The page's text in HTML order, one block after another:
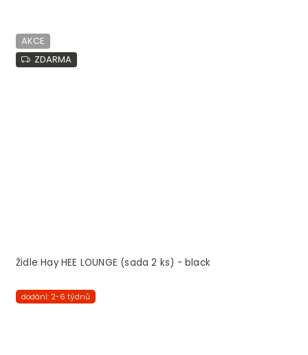
AKCE
ZDARMA
Židle Hay HEE LOUNGE (sada 2 ks) - black
dodání: 2-6 týdnů